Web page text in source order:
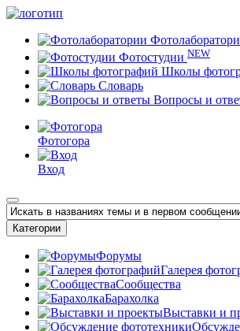
Фотостудии NEW
Школы
Словарь
Вопросы и
Фотогора
Вход
Категории
Форумы
Галерея
Сообщества
Барахолка
Выставки и